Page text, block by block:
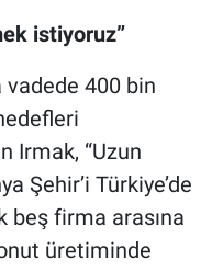
istiyoruz”
400 bin
Irmak, “Uzun
Şehir’i Türkiye’de
beş firma arasına
üretiminde